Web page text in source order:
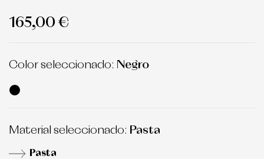
165,00 €
Color seleccionado: Negro
Material seleccionado: Pasta
Pasta